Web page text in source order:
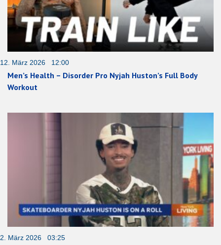
12. März 2026 12:00
Men’s Health – Disorder Pro Nyjah Huston’s Full Body
Workout
2. März 2026 03:25